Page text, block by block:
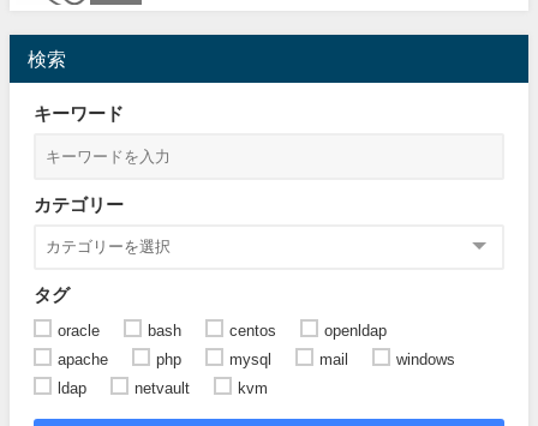
検索
キーワード
カテゴリー
タグ
oracle bash centos
openldap
apache
php mysql mail
windows
ldap
netvault kvm